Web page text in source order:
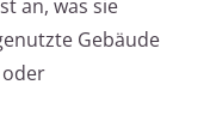
an, was sie
Gebäude